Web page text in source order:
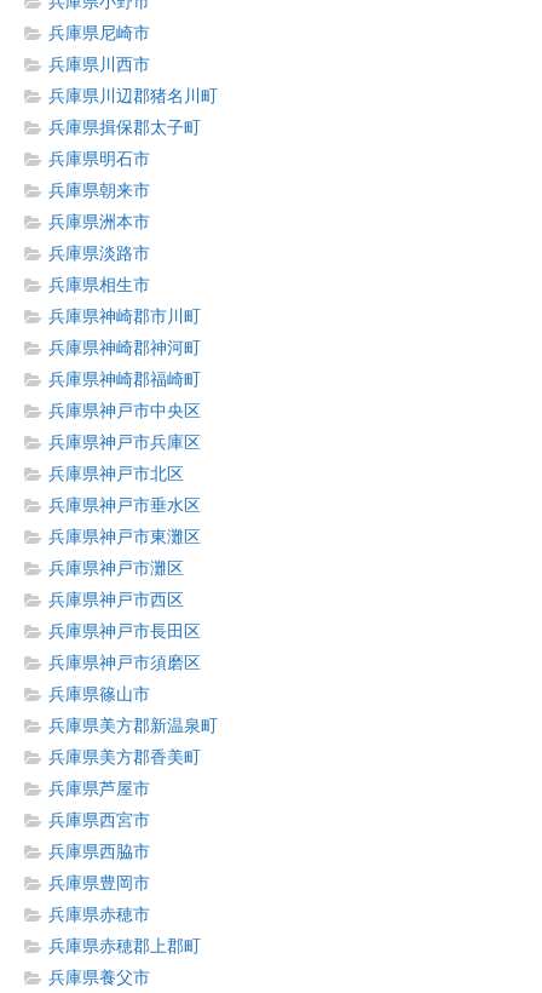
兵庫県尼崎市
兵庫県川西市
兵庫県川辺郡猪名川町
兵庫県揖保郡太子町
兵庫県明石市
兵庫県朝来市
兵庫県洲本市
兵庫県淡路市
兵庫県相生市
兵庫県神崎郡市川町
兵庫県神崎郡神河町
兵庫県神崎郡福崎町
兵庫県神戸市中央区
兵庫県神戸市兵庫区
兵庫県神戸市北区
兵庫県神戸市垂水区
兵庫県神戸市東灘区
兵庫県神戸市灘区
兵庫県神戸市西区
兵庫県神戸市長田区
兵庫県神戸市須磨区
兵庫県篠山市
兵庫県美方郡新温泉町
兵庫県美方郡香美町
兵庫県芦屋市
兵庫県西宮市
兵庫県西脇市
兵庫県豊岡市
兵庫県赤穂市
兵庫県赤穂郡上郡町
兵庫県養父市